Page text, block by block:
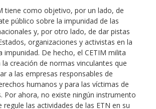
tiene como objetivo, por un lado, de
público sobre la impunidad de las
y, por otro lado, de dar pistas
organizaciones y activistas en la
impunidad. De hecho, el CETIM milita
creación de normas vinculantes que
a las empresas responsables de
humanos y para las víctimas de
Por ahora, no existe ningún instrumento
regule las actividades de las ETN en su